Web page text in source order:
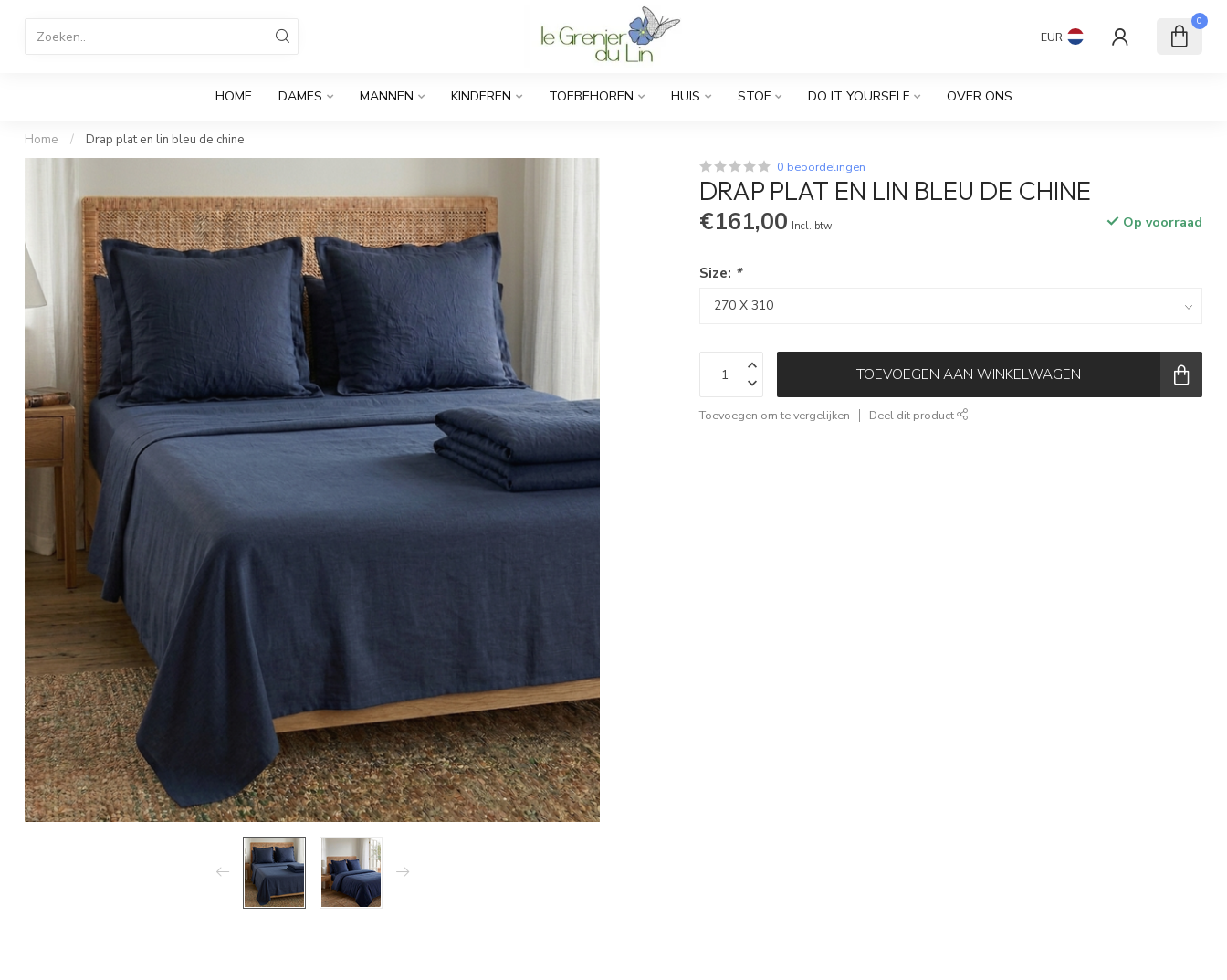
EUR
0
HOME DAMES MANNEN KINDEREN TOEBEHOREN HUIS STOF DO IT YOURSELF OVER ONS
Home / Drap plat en lin bleu de chine
0 beoordelingen
DRAP PLAT EN LIN BLEU DE CHINE
€161,00 Incl. btw Op voorraad
Size: *
TOEVOEGEN AAN WINKELWAGEN
Toevoegen om te vergelijken Deel dit product